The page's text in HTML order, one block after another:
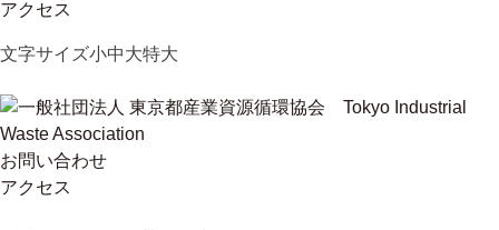
アクセス
to
文字サイズ小中大特大
一般社団法人 東京都産業資源循環協会
Tokyo Industrial Waste Association
お問い合わせ
アクセス